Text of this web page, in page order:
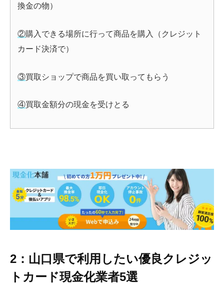
換金の物）
②購入できる場所に行って商品を購入（クレジット
カード決済で）
③買取ショップで商品を買い取ってもらう
④買取金額分の現金を受けとる
2：山口県で利用したい優良クレジッ
トカード現金化業者5選